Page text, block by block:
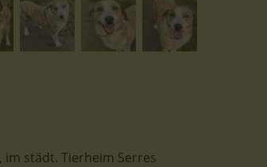
im städt. Tierheim Serres